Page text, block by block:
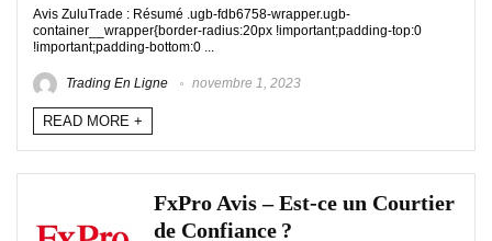
Avis ZuluTrade : Résumé .ugb-fdb6758-wrapper.ugb-
container__wrapper{border-radius:20px !important;padding-top:0
!important;padding-bottom:0 ...
Trading En Ligne novembre 1, 2023
READ MORE +
FxPro Avis – Est-ce un Courtier
de Confiance ?